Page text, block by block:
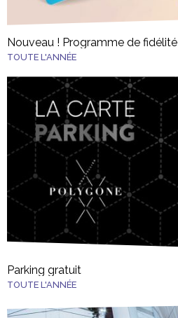
Nouveau ! Programme de fidélité
TOUTE L'ANNÉE
Parking gratuit
TOUTE L'ANNÉE